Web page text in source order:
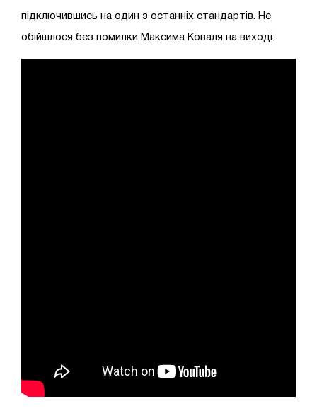
підключившись на один з останніх стандартів. Не
обійшлося без помилки Максима Коваля на виході: